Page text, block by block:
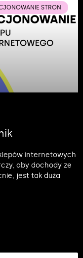
STRON
internetowych
aby dochody ze
jest tak duża